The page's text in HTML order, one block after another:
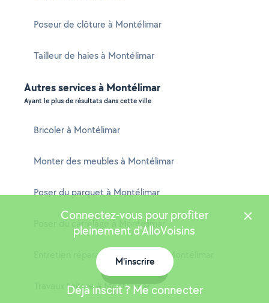
Poseur de clôture à Montélimar
Tailleur de haies à Montélimar
Autres services à Montélimar
Ayant le plus de résultats dans cette ville
Bricoler à Montélimar
Monter des meubles à Montélimar
Poser du parquet à Montélimar
Poser du carrelage à Montélimar
Entretien réparation chaudière à Montélimar
Travaux toiture à Montélimar
Connectez-vous pour profiter
pleinement d'AlloVoisins
M'inscrire
Déjà inscrit ? Me connecter